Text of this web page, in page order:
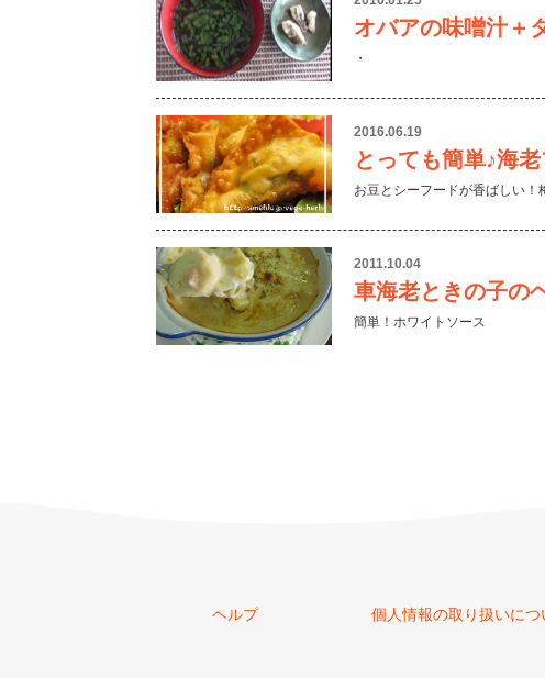
オバアの味噌汁＋
・
2016.06.19
とっても簡単♪海
お豆とシーフードが香ばしい！
2011.10.04
車海老ときの子の
簡単！ホワイトソース
ヘルプ 個人情報の取り扱いにつ